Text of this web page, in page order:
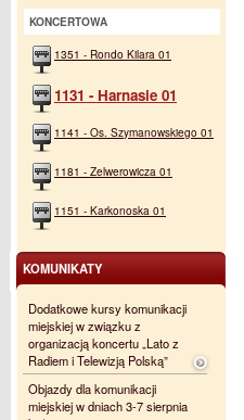
KONCERTOWA
1351 - Rondo Kilara 01
1131 - Harnasie 01
1141 - Os. Szymanowskiego 01
1181 - Zelwerowicza 01
1151 - Karkonoska 01
KOMUNIKATY
Dodatkowe kursy komunikacji
miejskiej w związku z
organizacją koncertu „Lato z
Radiem i Telewizją Polską”
Objazdy dla komunikacji
miejskiej w dniach 3-7 sierpnia